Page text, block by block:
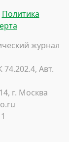
Политика
журнал
74.202.4, Авт.
г. Москва